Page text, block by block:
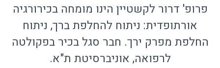
פרופ' דרור לקשטיין הינו מומחה בכירורגיה
אורתופדית: ניתוח להחלפת ברך, ניתוח
החלפת מפרק ירך. חבר סגל בכיר בפקולטה
לרפואה, אוניברסיטת ת"א.